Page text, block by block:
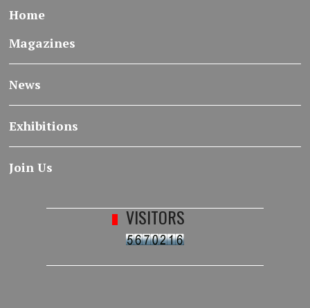
Home
Magazines
News
Exhibitions
Join Us
VISITORS